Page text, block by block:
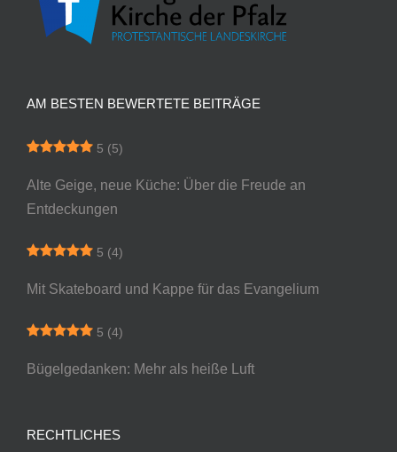
AM BESTEN BEWERTETE BEITRÄGE
5 (5)
Alte Geige, neue Küche: Über die Freude an
Entdeckungen
5 (4)
Mit Skateboard und Kappe für das Evangelium
5 (4)
Bügelgedanken: Mehr als heiße Luft
RECHTLICHES